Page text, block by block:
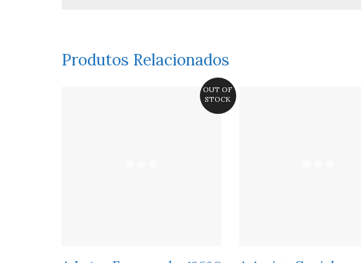
Produtos Relacionados
OUT OF
STOCK